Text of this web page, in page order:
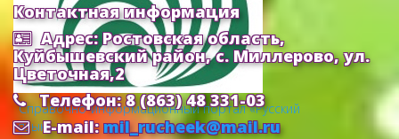
Cправочно-информационный портал «Русский
язык»
Контактная информация
Адрес: Ростовская область,
Куйбышевский район, с. Миллерово, ул.
Цветочная,2
Телефон: 8 (863) 48 331-03
E-mail:mil_rucheek@mail.ru